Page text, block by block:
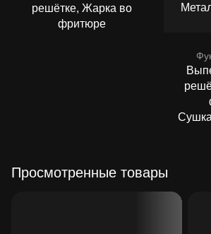
решётке, Жарка во
фритюре
Просмотренные товары